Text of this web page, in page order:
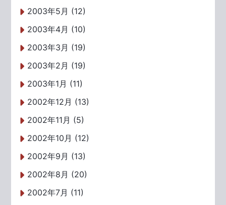
2003年5月 (12)
2003年4月 (10)
2003年3月 (19)
2003年2月 (19)
2003年1月 (11)
2002年12月 (13)
2002年11月 (5)
2002年10月 (12)
2002年9月 (13)
2002年8月 (20)
2002年7月 (11)